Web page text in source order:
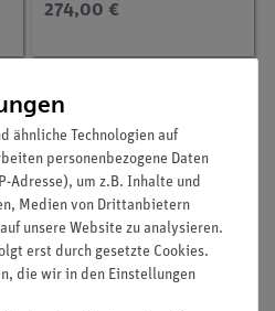
274,00 €
ähnliche Technologien auf
personenbezogene Daten
Adresse), um z.B. Inhalte und
Medien von Drittanbietern
unsere Website zu analysieren.
erst durch gesetzte Cookies.
die wir in den Einstellungen